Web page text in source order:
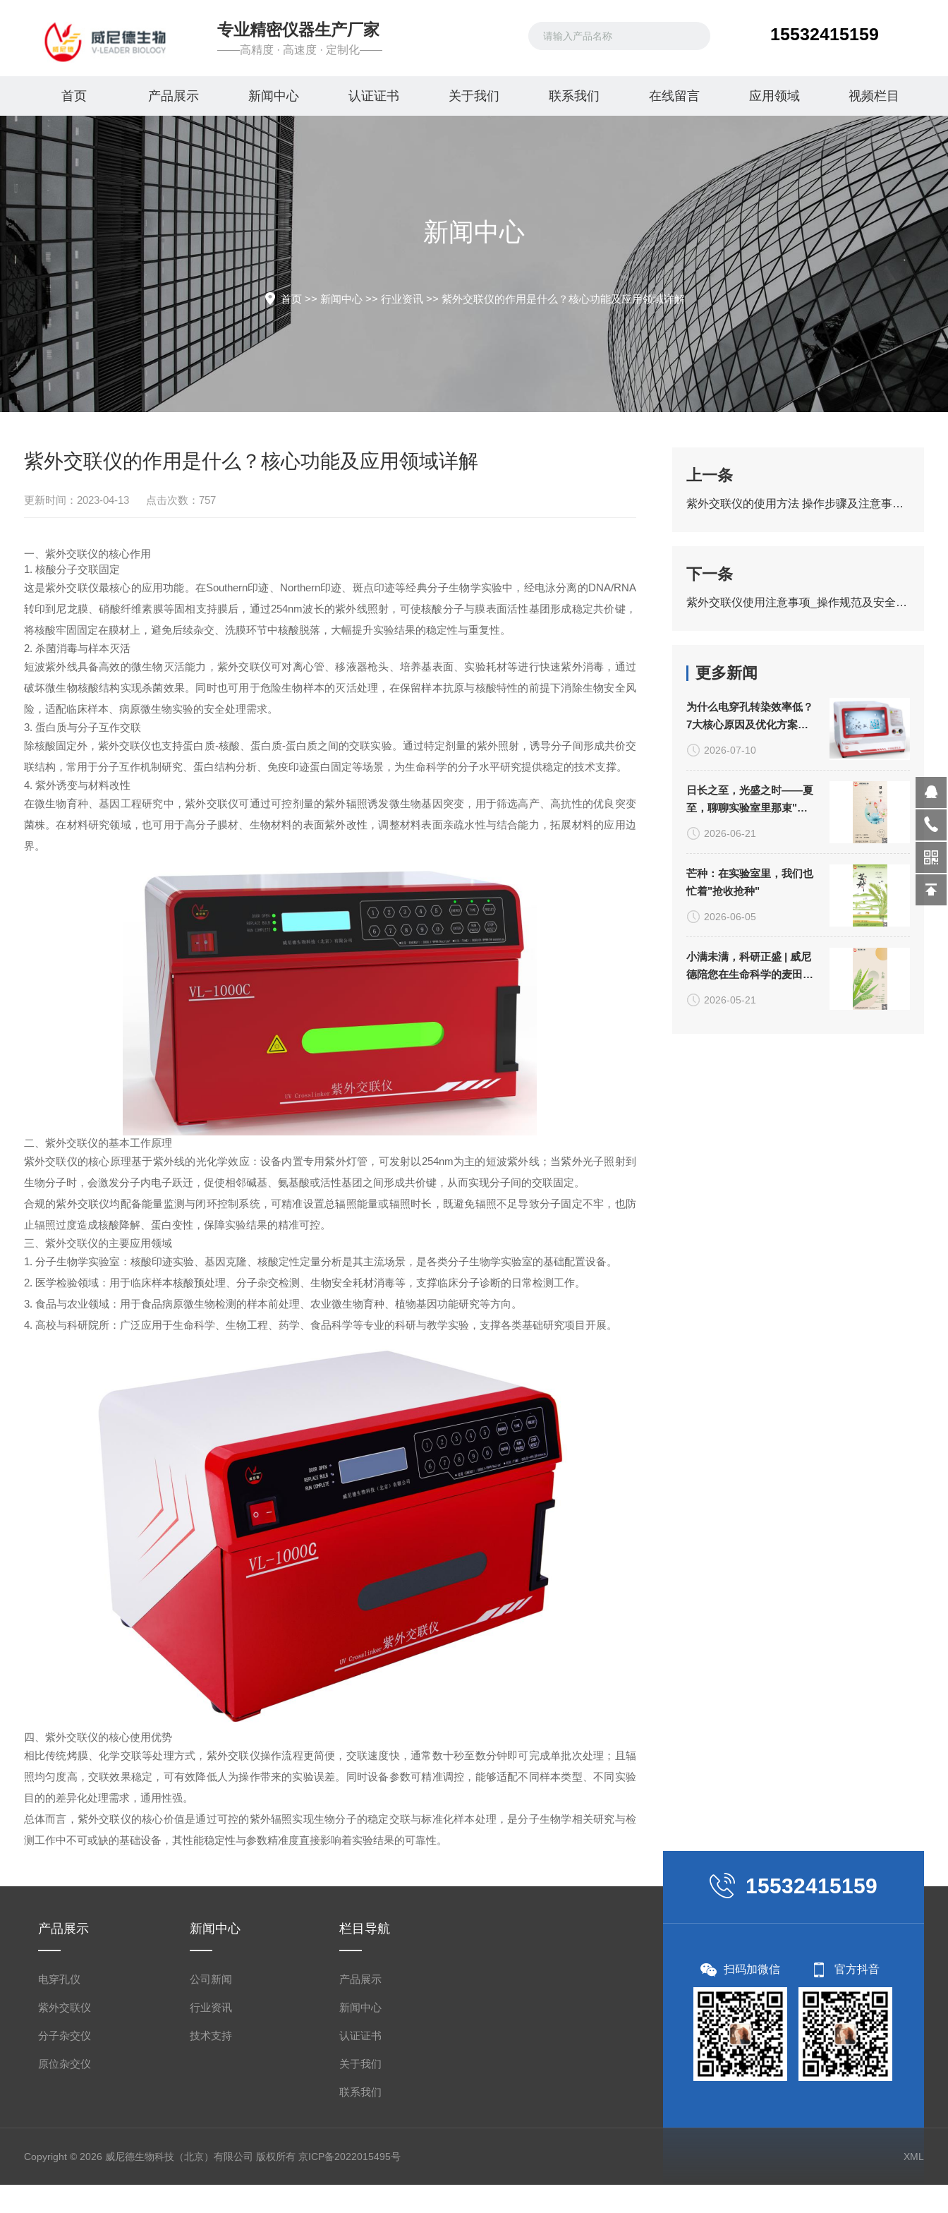
专业精密仪器生产厂家
——高精度 · 高速度 · 定制化——
15532415159
首页 产品展示 新闻中心 认证证书 关于我们 联系我们 在线留言 应用领域 视频栏目
新闻中心
首页 >> 新闻中心 >> 行业资讯 >> 紫外交联仪的作用是什么？核心功能及应用领域详解
紫外交联仪的作用是什么？核心功能及应用领域详解
更新时间：2023-04-13 点击次数：757
一、紫外交联仪的核心作用
1. 核酸分子交联固定
这是紫外交联仪最核心的应用功能。在Southern印迹、Northern印迹、斑点印迹等经典分子生物学实验中，经电泳分离的DNA/RNA
转印到尼龙膜、硝酸纤维素膜等固相支持膜后，通过254nm波长的紫外线照射，可使核酸分子与膜表面活性基团形成稳定共价键，
将核酸牢固固定在膜材上，避免后续杂交、洗膜环节中核酸脱落，大幅提升实验结果的稳定性与重复性。
2. 杀菌消毒与样本灭活
短波紫外线具备高效的微生物灭活能力， 紫外交联仪可对离心管、移液器枪头、培养基表面、实验耗材等进行快速紫外消毒，通过
破坏微生物核酸结构实现杀菌效果。同时也可用于危险生物样本的灭活处理，在保留样本抗原与核酸特性的前提下消除生物安全风
险，适配临床样本、病原微生物实验的安全处理需求。
3. 蛋白质与分子互作交联
除核酸固定外，紫外交联仪也支持蛋白质-核酸、蛋白质-蛋白质之间的交联实验。通过特定剂量的紫外照射，诱导分子间形成共价交
联结构，常用于分子互作机制研究、蛋白结构分析、免疫印迹蛋白固定等场景，为生命科学的分子水平研究提供稳定的技术支撑。
4. 紫外诱变与材料改性
在微生物育种、基因工程研究中，紫外交联仪可通过可控剂量的紫外辐照诱发微生物基因突变，用于筛选高产、高抗性的优良突变
菌株。在材料研究领域，也可用于高分子膜材、生物材料的表面紫外改性，调整材料表面亲疏水性与结合能力，拓展材料的应用边
界。
二、紫外交联仪的基本工作原理
紫外交联仪的核心原理基于紫外线的光化学效应：设备内置专用紫外灯管，可发射以254nm为主的短波紫外线；当紫外光子照射到
生物分子时，会激发分子内电子跃迁，促使相邻碱基、氨基酸或活性基团之间形成共价键，从而实现分子间的交联固定。
合规的紫外交联仪均配备能量监测与闭环控制系统，可精准设置总辐照能量或辐照时长，既避免辐照不足导致分子固定不牢，也防
止辐照过度造成核酸降解、蛋白变性，保障实验结果的精准可控。
三、紫外交联仪的主要应用领域
1. 分子生物学实验室：核酸印迹实验、基因克隆、核酸定性定量分析是其主流场景，是各类分子生物学实验室的基础配置设备。
2. 医学检验领域：用于临床样本核酸预处理、分子杂交检测、生物安全耗材消毒等，支撑临床分子诊断的日常检测工作。
3. 食品与农业领域：用于食品病原微生物检测的样本前处理、农业微生物育种、植物基因功能研究等方向。
4. 高校与科研院所：广泛应用于生命科学、生物工程、药学、食品科学等专业的科研与教学实验，支撑各类基础研究项目开展。
四、紫外交联仪的核心使用优势
相比传统烤膜、化学交联等处理方式， 紫外交联仪操作流程更简便，交联速度快，通常数十秒至数分钟即可完成单批次处理；且辐
照均匀度高，交联效果稳定，可有效降低人为操作带来的实验误差。同时设备参数可精准调控，能够适配不同样本类型、不同实验
目的的差异化处理需求，通用性强。
总体而言，紫外交联仪的核心价值是通过可控的紫外辐照实现生物分子的稳定交联与标准化样本处理，是分子生物学相关研究与检
测工作中不可或缺的基础设备，其性能稳定性与参数精准度直接影响着实验结果的可靠性。
上一条
紫外交联仪的使用方法 操作步骤及注意事项详解
下一条
紫外交联仪使用注意事项_操作规范及安全维护保养指南
更多新闻
为什么电穿孔转染效率低？
7大核心原因及优化方案详
解
2026-07-10
日长之至，光盛之时——夏
至，聊聊实验室里那束"看
不见的光"
2026-06-21
芒种：在实验室里，我们也
忙着"抢收抢种"
2026-06-05
小满未满，科研正盛 | 威尼
德陪您在生命科学的麦田
里，收获实验的"小小圆满"
2026-05-21
产品展示
电穿孔仪
紫外交联仪
分子杂交仪
原位杂交仪
新闻中心
公司新闻
行业资讯
技术支持
栏目导航
产品展示
新闻中心
认证证书
关于我们
联系我们
15532415159
扫码加微信 官方抖音
Copyright © 2026 威尼德生物科技（北京）有限公司 版权所有 京ICP备2022015495号 XML